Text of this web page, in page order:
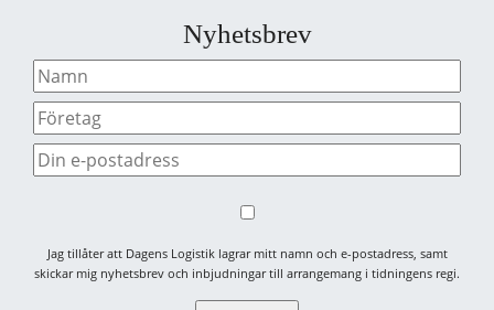
Nyhetsbrev
Jag tillåter att Dagens Logistik lagrar mitt namn och e-postadress, samt
skickar mig nyhetsbrev och inbjudningar till arrangemang i tidningens regi.